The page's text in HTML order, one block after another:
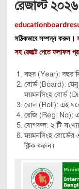
রেজাল্ট ২০২৬
সঠিকভাবে সম্পন্ন করুন।
সহ রেজাল্ট পেতে ফলাফল
বছর (Year): বছর
বোর্ড (Board): মেনু
ময়মনসিংহ বোর্ড
রোল (Roll): এই
রেজি (Reg: No):
যোগফল: ২ টি সংখ্যা
ময়মনসিংহ
ক্লিক করুন।